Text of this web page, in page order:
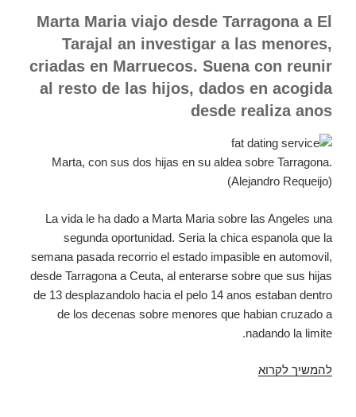
Marta Maria viajo desde Tarragona a El
Tarajal an investigar a las menores,
criadas en Marruecos. Suena con reunir
al resto de las hijos, dados en acogida
desde realiza anos
Marta, con sus dos hijas en su aldea sobre Tarragona.
(Alejandro Requeijo)
La vida le ha dado a Marta Maria sobre las Angeles una
segunda oportunidad. Seria la chica espanola que la
semana pasada recorrio el estado impasible en automovil,
desde Tarragona a Ceuta, al enterarse sobre que sus hijas
de 13 desplazandolo hacia el pelo 14 anos estaban dentro
de los decenas sobre menores que habian cruzado a
nadando la limite.
להמשיך לקרוא